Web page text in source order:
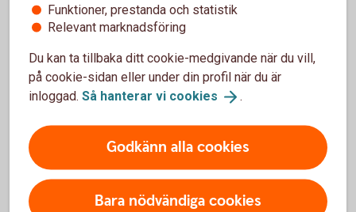
diskutera er fram till en lösning som känns bra.
Och glöm inte hur ni ska hantera oförutsedda
händelser
Gör en budget
Gör en budget och följ upp med jämna
uppfattning om vilka utgifter ni har och vem
som oftast betalar vad.
Funktioner, prestanda och statistik
Relevant marknadsföring
Du kan ta tillbaka ditt cookie-medgivande när du vill,
på cookie-sidan eller under din profil när du är
inloggad. Så hanterar vi cookies .
Godkänn alla cookies
Bara nödvändiga cookies